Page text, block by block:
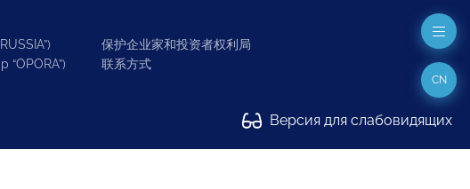
保护企业家和投资者权利局
联系方式
Версия для слабовидящих
CN